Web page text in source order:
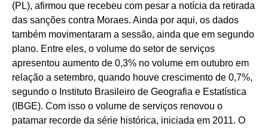
(PL), afirmou que recebeu com pesar a notícia da retirada
das sanções contra Moraes. Ainda por aqui, os dados
também movimentaram a sessão, ainda que em segundo
plano. Entre eles, o volume do setor de serviços
apresentou aumento de 0,3% no volume em outubro em
relação a setembro, quando houve crescimento de 0,7%,
segundo o Instituto Brasileiro de Geografia e Estatística
(IBGE). Com isso o volume de serviços renovou o
patamar recorde da série histórica, iniciada em 2011. O